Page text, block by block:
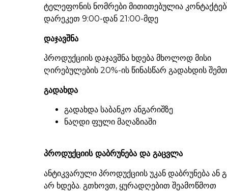
ტელეფონის ნომრები მითითებულია
დარეკეთ 9:00-დან 21:00-მდე
დაჯავშნა
პროდუქციის დაჯავშნა ხდება მხოლოდ მისი
ღირებულების 20%-ის წინასწარ გადახდის
გადახდა
გადახდა საბანკო ანგარიშზე
ნაღდი ფული მაღაზიაში
პროდუქციის დაბრუნება და გაცვლა
ანტიკვარული პროდუქციის უკან დაბრუნება ან
არ ხდება. გთხოვთ, ყურადღებით შეამოწმოთ